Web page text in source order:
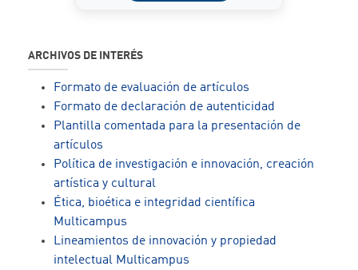
ARCHIVOS DE INTERÉS
Formato de evaluación de artículos
Formato de declaración de autenticidad
Plantilla comentada para la presentación de
artículos
Política de investigación e innovación, creación
artística y cultural
Ética, bioética e integridad científica
Multicampus
Lineamientos de innovación y propiedad
intelectual Multicampus